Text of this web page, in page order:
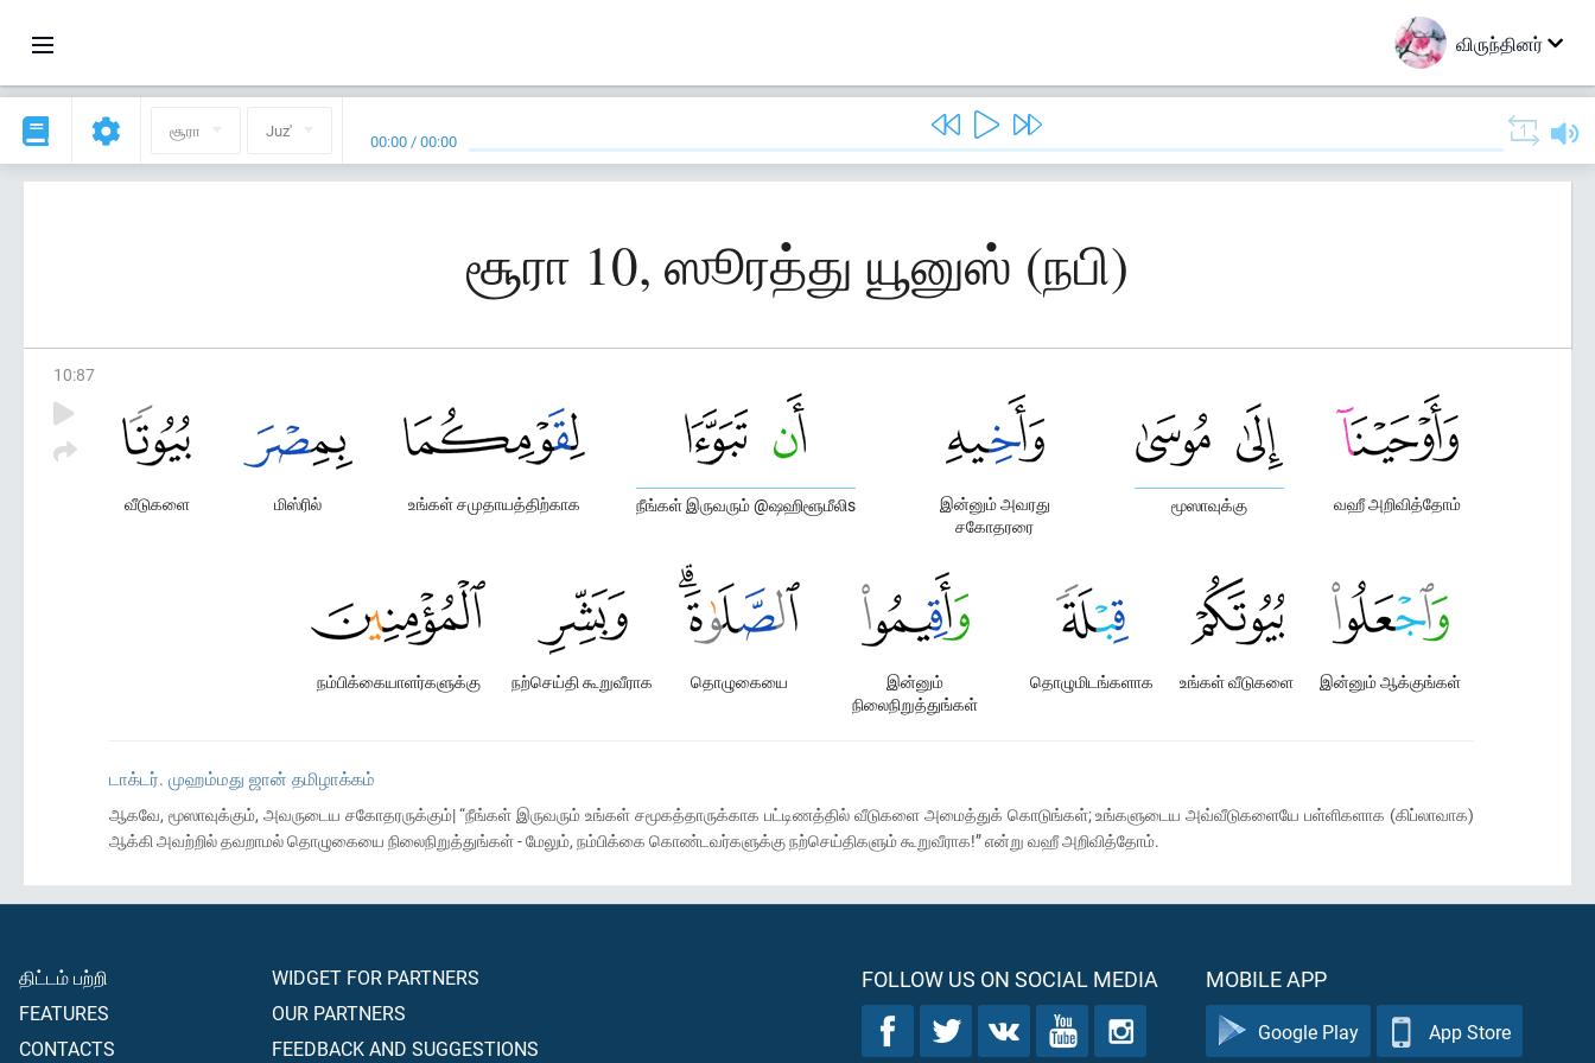
விருந்தினர்
சூரா Juz' 00:00 /00:00
சூரா 10, ஸூரத்து யூனுஸ் (நபி)
10:87
வஹீ அறிவித்தோம்
மூஸாவுக்கு
இன்னும் அவரது
சகோதரரை
நீங்கள் இருவரும் @ஷஹிளூமீலிs
உங்கள் சமுதாயத்திற்காக
மிஸ்ரில்
வீடுகளை
இன்னும் ஆக்குங்கள்
உங்கள் வீடுகளை
தொழுமிடங்களாக
இன்னும்
நிலைநிறுத்துங்கள்
தொழுகையை
நற்செய்தி கூறுவீராக
நம்பிக்கையாளர்களுக்கு
டாக்டர். முஹம்மது ஜான் தமிழாக்கம்
ஆகவே, மூஸாவுக்கும், அவருடைய சகோதரருக்கும்| “நீங்கள் இருவரும் உங்கள் சமூகத்தாருக்காக பட்டிணத்தில் வீடுகளை அமைத்துக் கொடுங்கள்; உங்களுடைய அவ்வீடுகளையே பள்ளிகளாக (கிப்லாவாக)
ஆக்கி அவற்றில் தவறாமல் தொழுகையை நிலைநிறுத்துங்கள் - மேலும், நம்பிக்கை கொண்டவர்களுக்கு நற்செய்திகளும் கூறுவீராக!” என்று வஹீ அறிவித்தோம்.
திட்டம் பற்றி
FEATURES
CONTACTS
WIDGET FOR PARTNERS
OUR PARTNERS
FEEDBACK AND SUGGESTIONS
FOLLOW US ON SOCIAL MEDIA MOBILE APP
Google Play App Store